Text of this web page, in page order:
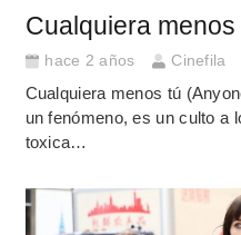
Cualquiera menos
hace 2 años Cinefila
Cualquiera menos tú
un fenómeno, es un culto a
toxica…